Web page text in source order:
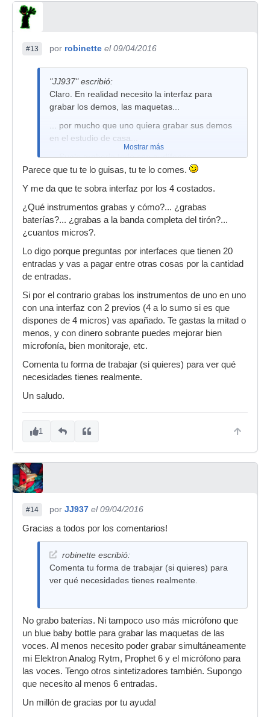
#13 por robinette el 09/04/2016
"JJ937" escribió:
Claro. En realidad necesito la interfaz para
grabar los demos, las maquetas...
... por mucho que uno quiera grabar sus demos
en el estudio de casa...
... Suelo grabarlo todo con audífonos...
Mostrar más
Parece que tu te lo guisas, tu te lo comes.
Y me da que te sobra interfaz por los 4 costados.
¿Qué instrumentos grabas y cómo?... ¿grabas
baterías?... ¿grabas a la banda completa del tirón?...
¿cuantos micros?.
Lo digo porque preguntas por interfaces que tienen 20
entradas y vas a pagar entre otras cosas por la cantidad
de entradas.
Si por el contrario grabas los instrumentos de uno en uno
con una interfaz con 2 previos (4 a lo sumo si es que
dispones de 4 micros) vas apañado. Te gastas la mitad o
menos, y con dinero sobrante puedes mejorar bien
microfonía, bien monitoraje, etc.
Comenta tu forma de trabajar (si quieres) para ver qué
necesidades tienes realmente.
Un saludo.
1
#14 por JJ937 el 09/04/2016
Gracias a todos por los comentarios!
robinette escribió:
Comenta tu forma de trabajar (si quieres) para
ver qué necesidades tienes realmente.
No grabo baterías. Ni tampoco uso más micrófono que
un blue baby bottle para grabar las maquetas de las
voces. Al menos necesito poder grabar simultáneamente
mi Elektron Analog Rytm, Prophet 6 y el micrófono para
las voces. Tengo otros sintetizadores también. Supongo
que necesito al menos 6 entradas.
Un millón de gracias por tu ayuda!